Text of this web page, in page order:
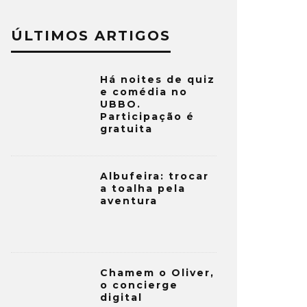
ÚLTIMOS ARTIGOS
Há noites de quiz
e comédia no
UBBO.
Participação é
gratuita
Albufeira: trocar
a toalha pela
aventura
Chamem o Oliver,
o concierge
digital